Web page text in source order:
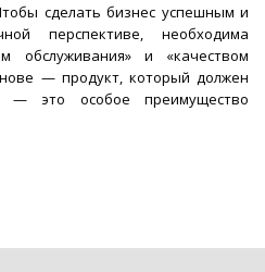
сделать бизнес успешным и
перспективе, необходима
обслуживания» и «качеством
— продукт, который должен
это особое преимущество